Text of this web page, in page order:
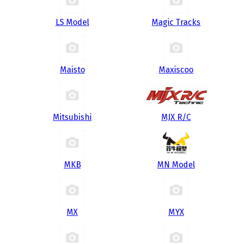
LS Model Magic Tracks
Maisto Maxiscoo
Mitsubishi MJX R/C
MKB MN Model
MX MYX